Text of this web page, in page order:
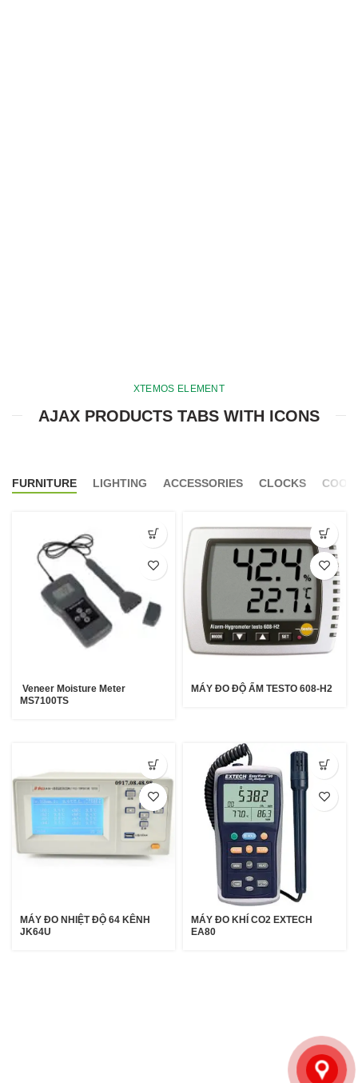
XTEMOS ELEMENT
AJAX PRODUCTS TABS WITH ICONS
FURNITURE LIGHTING ACCESSORIES CLOCKS
Veneer Moisture Meter
MS7100TS
MÁY ĐO ĐỘ ẨM TESTO 608-H2
MÁY ĐO NHIỆT ĐỘ 64 KÊNH
JK64U
MÁY ĐO KHÍ CO2 EXTECH
EA80